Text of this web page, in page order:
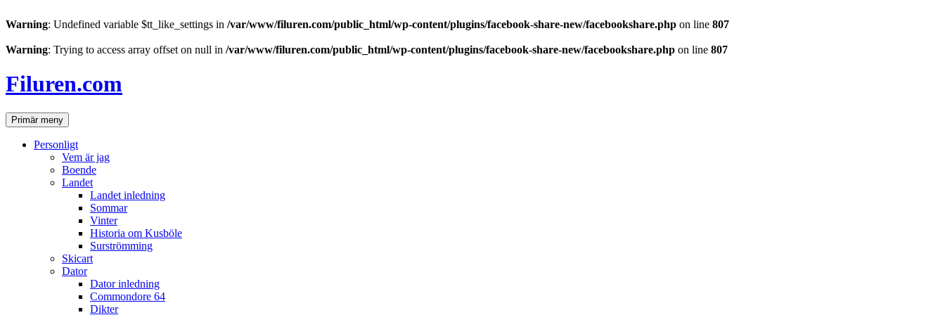
Warning: Undefined variable $tt_like_settings in /var/www/filuren.com/public_html/wp-content/plugins/facebook-share-new/facebookshare.php on line 807
Warning: Trying to access array offset on null in /var/www/filuren.com/public_html/wp-content/plugins/facebook-share-new/facebookshare.php on line 807
till
innehåll
Filuren.com
SökPrimär meny
Personligt
Vem är jag
Boende
Landet
Landet inledning
Sommar
Vinter
Historia om Kusböle
Surströmming
Skicart
Dator
Dator inledning
Commondore 64
Dikter